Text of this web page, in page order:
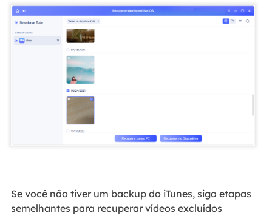
Se você não tiver um backup do iTunes, siga etapas
semelhantes para recuperar vídeos excluídos